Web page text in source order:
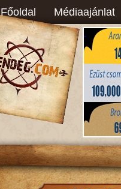
Főoldal Médiaajánlat